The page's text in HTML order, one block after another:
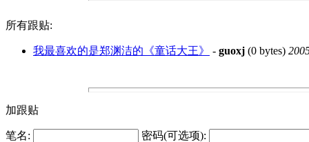
所有跟贴:
我最喜欢的是郑渊洁的《童话大王》 - guoxj (0 bytes)
加跟贴
笔名: 密码(可选项):